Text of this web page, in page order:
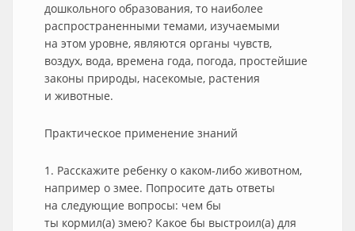
дошкольного образования, то наиболее
распространенными темами, изучаемыми
на этом уровне, являются органы чувств,
воздух, вода, времена года, погода, простейшие
законы природы, насекомые, растения
и животные.
Практическое применение знаний
1. Расскажите ребенку о каком-либо животном,
например о змее. Попросите дать ответы
на следующие вопросы: чем бы
ты кормил(а) змею? Какое бы выстроил(а) для